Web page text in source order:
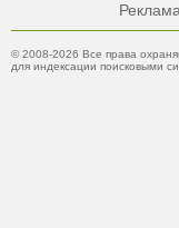
Реклама
© 2008-2026 Все права
для индексации поисковыми